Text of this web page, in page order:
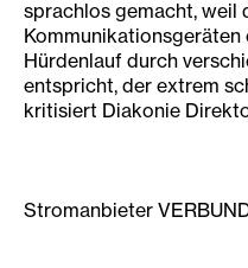
sprachlos gemacht, weil
Hürdenlauf durch
entspricht, der extrem
kritisiert Diakonie
Stromanbieter